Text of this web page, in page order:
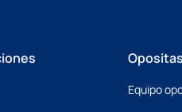
Opositas
Equipo